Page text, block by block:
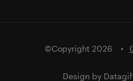
©Copyright 2026
Design by Datagif